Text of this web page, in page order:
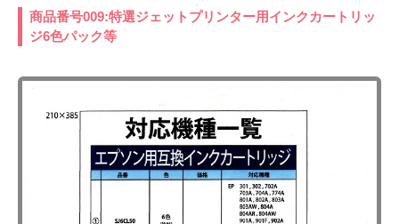
商品番号009:特選ジェットプリンター用インクカートリッ
ジ6色パック等